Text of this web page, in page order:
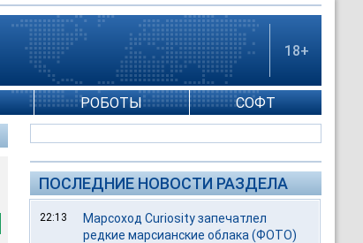
18+
РОБОТЫ СОФТ
ПОСЛЕДНИЕ НОВОСТИ РАЗДЕЛА
22:13
Марсоход Curiosity запечатлел
редкие марсианские облака (ФОТО)